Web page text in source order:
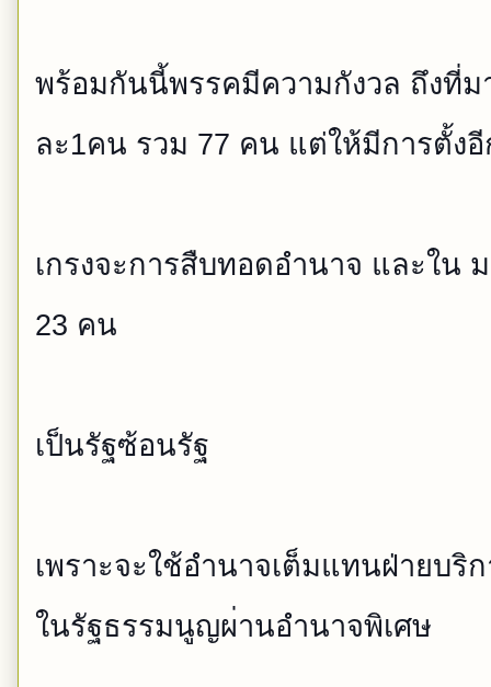
พร้อมกันนี้พรรคมีความกังวล ถึงที่ม
ละ1คน รวม 77 คน แต่ให้มีการตั้
เกรงจะการสืบทอดอำนาจ และใน
23 คน
เป็นรัฐซ้อนรัฐ
เพราะจะใช้อำนาจเต็มแทนฝ่ายบริ
ในรัฐธรรมนูญผ่านอำนาจพิเศษ